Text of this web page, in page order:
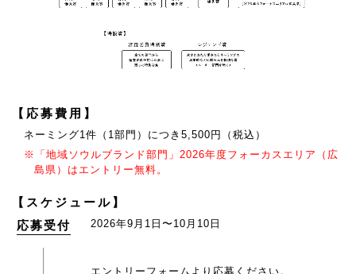
【応募費用】
ネーミング1件（1部門）につき5,500円（税込）
※「地域ソウルブランド部門」2026年度フォーカスエリア（広
島県）はエントリー無料。
【スケジュール】
応募受付
2026年9月1日〜10月10日
エントリーフォームより応募ください。